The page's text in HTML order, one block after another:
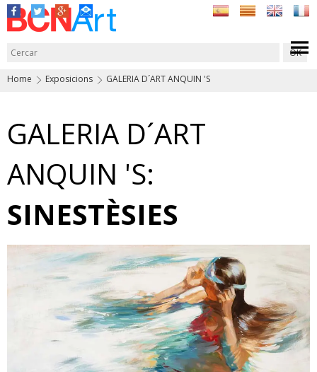
Home Exposicions GALERIA D´ART ANQUIN 'S
GALERIA D´ART
ANQUIN 'S:
SINESTÈSIES